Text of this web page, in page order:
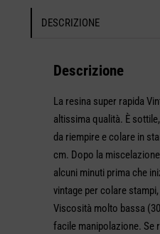
DESCRIZIONE
Descrizione
La resina super rapida
altissima qualità. È
da riempire e colare in
cm. Dopo la
alcuni minuti prima che
vintage per colare
Viscosità molto bassa
facile manipolazione. Se